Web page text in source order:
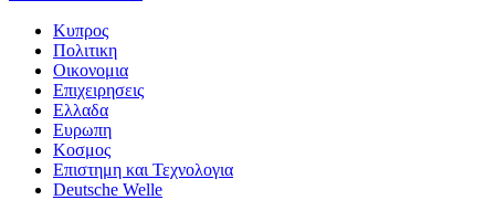
Κυπρος
Πολιτικη
Οικονομια
Επιχειρησεις
Ελλαδα
Ευρωπη
Κοσμος
Επιστημη και Τεχνολογια
Deutsche Welle